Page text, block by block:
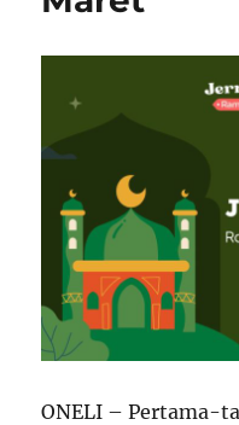
ONELI – Pertama-